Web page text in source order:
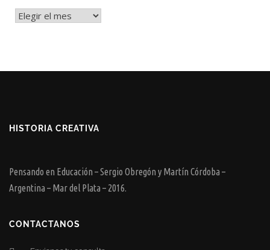
Archivos
HISTORIA CREATIVA
Pensando en Educación – Sergio Obregón y Martín Córdoba –
Argentina – Mar del Plata – 2016.
CONTACTANOS